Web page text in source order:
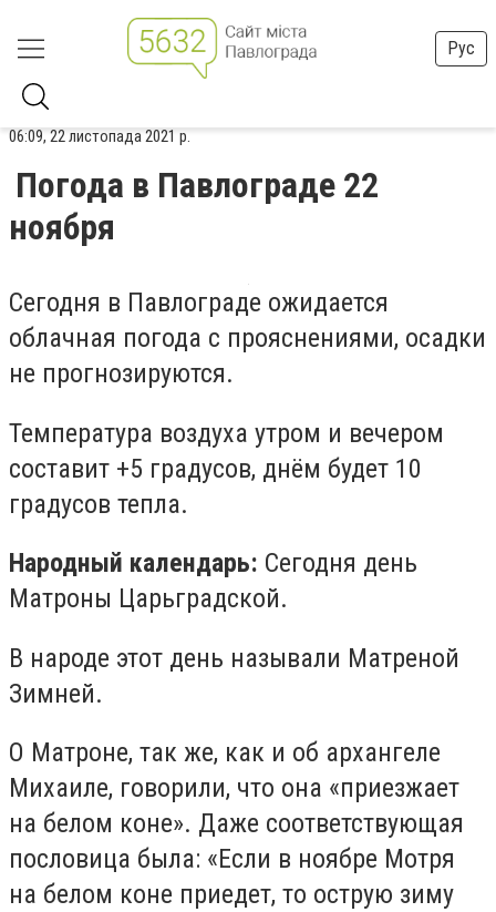
Рус
06:09, 22 листопада 2021 р.
Погода в Павлограде 22
ноября
Сегодня в Павлограде ожидается
облачная погода с прояснениями, осадки
не прогнозируются.
Температура воздуха утром и вечером
составит +5 градусов, днём будет 10
градусов тепла.
Народный календарь: Сегодня день
Матроны Царьградской.
В народе этот день называли Матреной
Зимней.
О Матроне, так же, как и об архангеле
Михаиле, говорили, что она «приезжает
на белом коне». Даже соответствующая
пословица была: «Если в ноябре Мотря
на белом коне приедет, то острую зиму